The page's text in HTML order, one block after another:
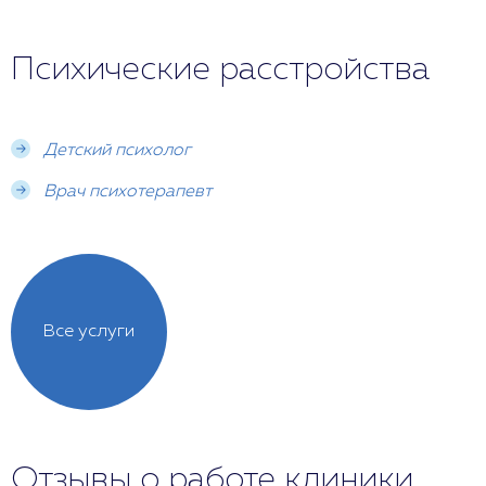
Психические расстройства
Детский психолог
Врач психотерапевт
Все услуги